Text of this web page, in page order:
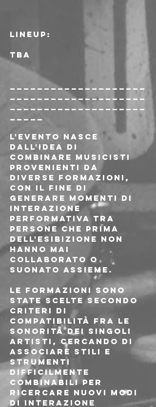
LINEUP:
TBA
____________________
____________________
____________________
L'evento nasce
dall'idea di
combinare musicisti
provenienti da
diverse formazioni,
con il fine di
generare momenti di
interazione
performativa tra
persone che prima
dell'esibizione non
hanno mai
collaborato o
suonato assieme.
Le formazioni sono
state scelte secondo
criteri di
compatibilità fra le
sonorità dei singoli
artisti, cercando di
associare stili e
strumenti
difficilmente
combinabili per
ricercare nuovi modi
di interazione